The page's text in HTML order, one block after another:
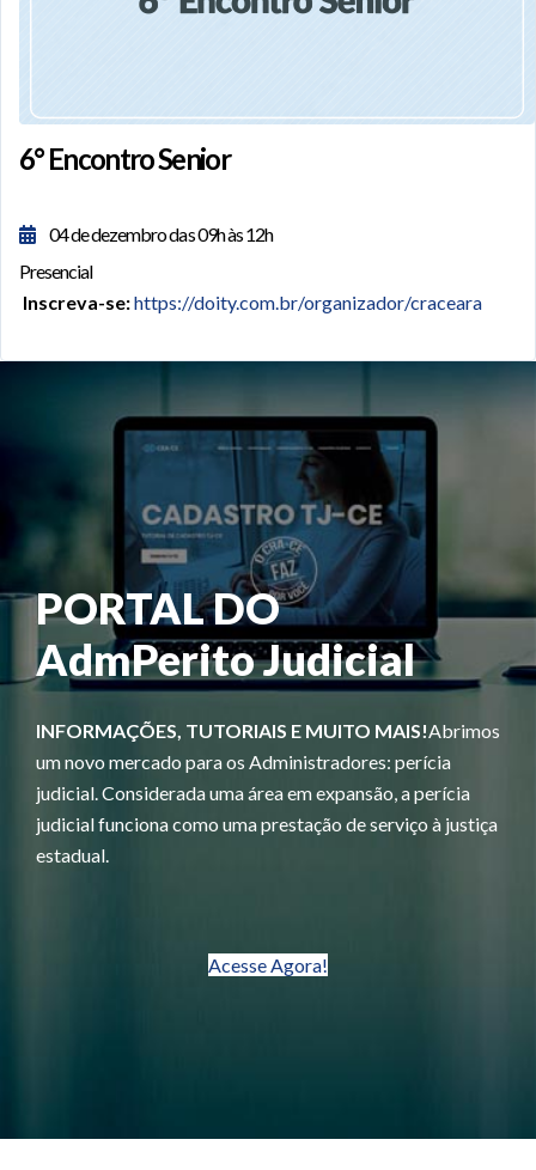
6° Encontro Senior
04 de dezembro das 09h às 12h
Presencial
Inscreva-se:https://doity.com.br/organizador/craceara
PORTAL DO
AdmPerito Judicial
INFORMAÇÕES, TUTORIAIS E MUITO MAIS!Abrimos
um novo mercado para os Administradores: perícia
judicial. Considerada uma área em expansão, a perícia
judicial funciona como uma prestação de serviço à justiça
estadual.
Acesse Agora!